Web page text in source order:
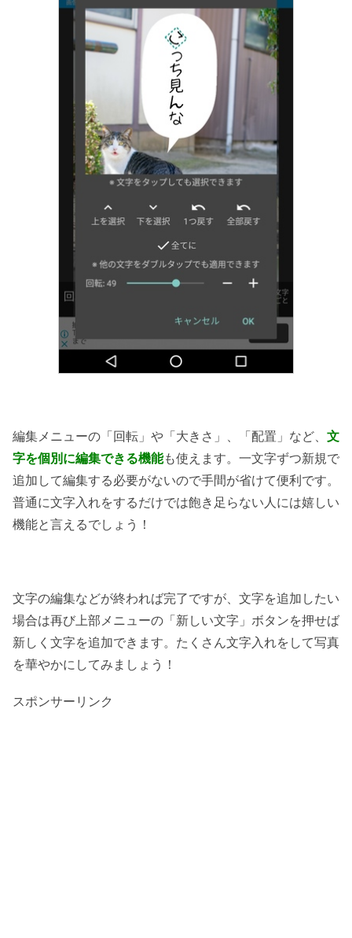
編集メニューの「回転」や「大きさ」、「配置」など、 文
字を個別に編集できる機能も使えます。一文字ずつ新規で
追加して編集する必要がないので手間が省けて便利です。
普通に文字入れをするだけでは飽き足らない人には嬉しい
機能と言えるでしょう！
文字の編集などが終われば完了ですが、文字を追加したい
場合は再び上部メニューの「新しい文字」ボタンを押せば
新しく文字を追加できます。たくさん文字入れをして写真
を華やかにしてみましょう！
スポンサーリンク